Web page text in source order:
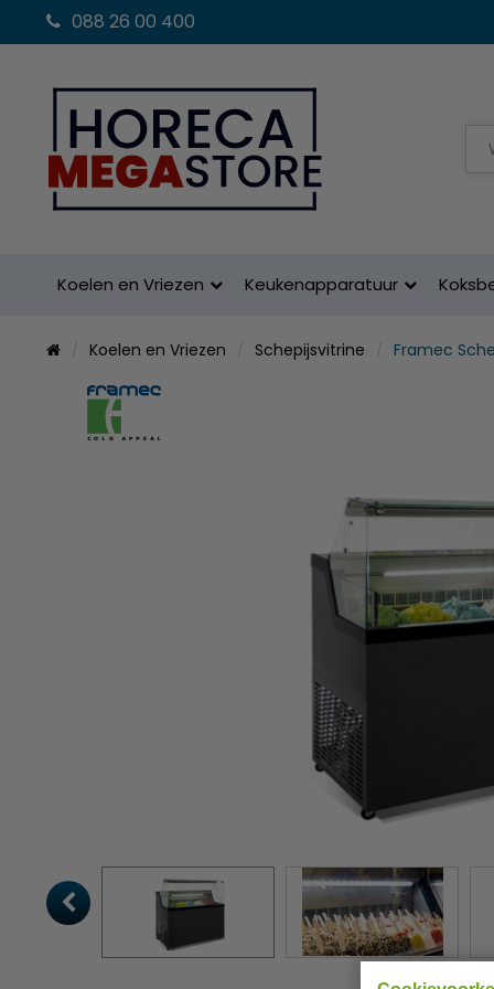
088 26 00 400
Koelen en Vriezen Keukenapparatuur
Koelen en Vriezen Schepijsvitrine Framec